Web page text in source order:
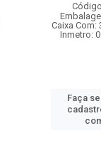
Caixa Com:
Inmetro:
Faça